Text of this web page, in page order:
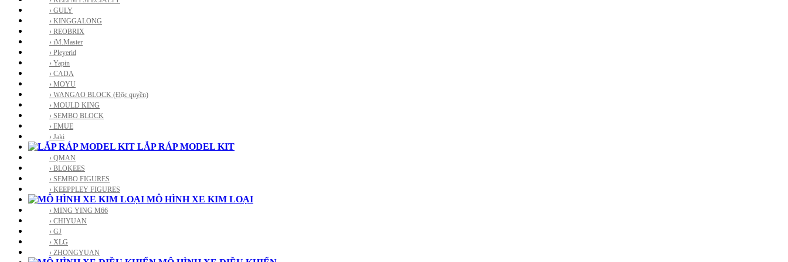
› GULY
› KINGGALONG
› REOBRIX
› iM.Master
› Pleyerid
› Yapin
› CADA
› MOYU
› WANGAO BLOCK (Độc quyền)
› MOULD KING
› SEMBO BLOCK
› EMUE
› Jaki
LẮP RÁP MODEL KIT
› QMAN
› BLOKEES
› SEMBO FIGURES
› KEEPPLEY FIGURES
MÔ HÌNH XE KIM LOẠI
› MING YING M66
› CHIYUAN
› GJ
› XLG
› ZHONGYUAN